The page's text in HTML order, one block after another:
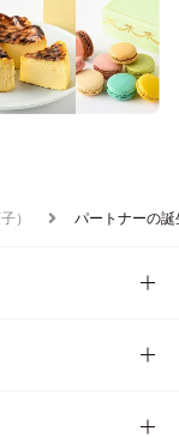
） パートナーの